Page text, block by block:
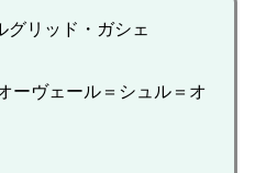
グリッド・ガシェ
ーヴェール＝シュル＝オ